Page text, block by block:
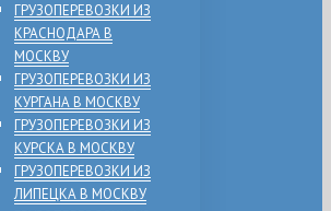
ГРУЗОПЕРЕВОЗКИ ИЗ
КРАСНОДАРА В
МОСКВУ
ГРУЗОПЕРЕВОЗКИ ИЗ
КУРГАНА В МОСКВУ
ГРУЗОПЕРЕВОЗКИ ИЗ
КУРСКА В МОСКВУ
ГРУЗОПЕРЕВОЗКИ ИЗ
ЛИПЕЦКА В МОСКВУ